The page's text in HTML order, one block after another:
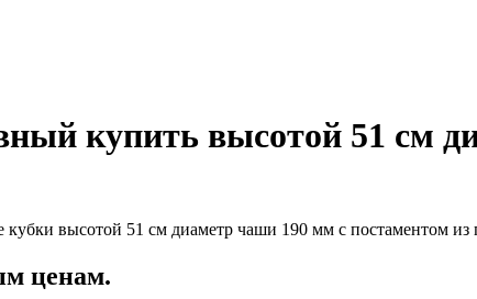
купить высотой 51 см
кубки высотой 51 см диаметр чаши 190 мм с постаментом из
ценам.